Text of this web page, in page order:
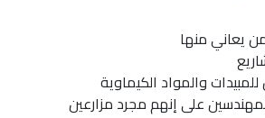
يعاني منها
والمواد الكيماوية
على إنهم مجرد مزارعين